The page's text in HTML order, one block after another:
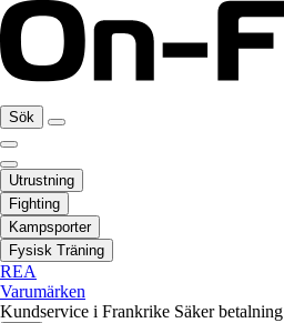
Sök
Utrustning
Fighting
Kampsporter
Fysisk Träning
REA
Varumärken
Kundservice i Frankrike Säker betalning